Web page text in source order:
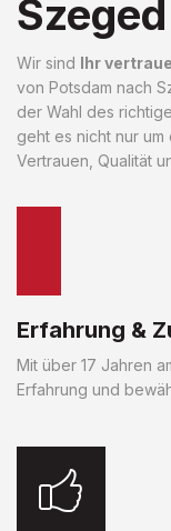
Szeged
Wir sind Ihr
von Potsdam nach
der Wahl des
geht es nicht nur
Vertrauen, Qualität
Erfahrung &
Mit über 17 Jahren
Erfahrung und